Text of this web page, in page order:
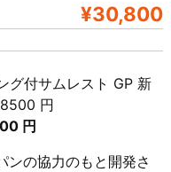
¥30,800
グ付サムレスト GP 新
円
円
ンの協力のもと開発さ